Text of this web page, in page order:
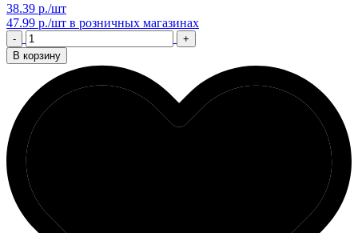
38.39 р./шт
47.99 р./шт в розничных магазинах
-
+
В корзину